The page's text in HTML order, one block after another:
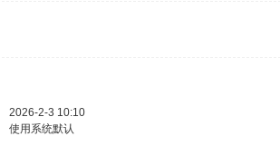
2026-2-3 10:10
使用系统默认